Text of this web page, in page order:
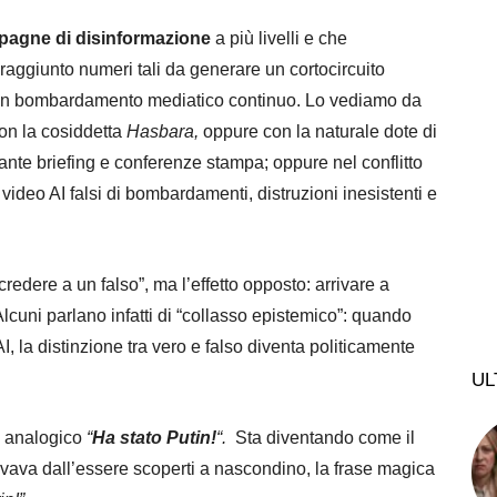
di disinformazione a più livelli e che
numeri tali da generare un cortocircuito
bombardamento mediatico continuo. Lo vediamo da
la cosiddetta Hasbara, oppure con la naturale dote di
briefing e conferenze stampa; oppure nel conflitto
AI falsi di bombardamenti, distruzioni inesistenti e
a un falso”, ma l’effetto opposto: arrivare a
parlano infatti di “collasso epistemico”: quando
la distinzione tra vero e falso diventa politicamente
analogico “Ha stato Putin!“. Sta diventando come il
dall’essere scoperti a nascondino, la frase magica